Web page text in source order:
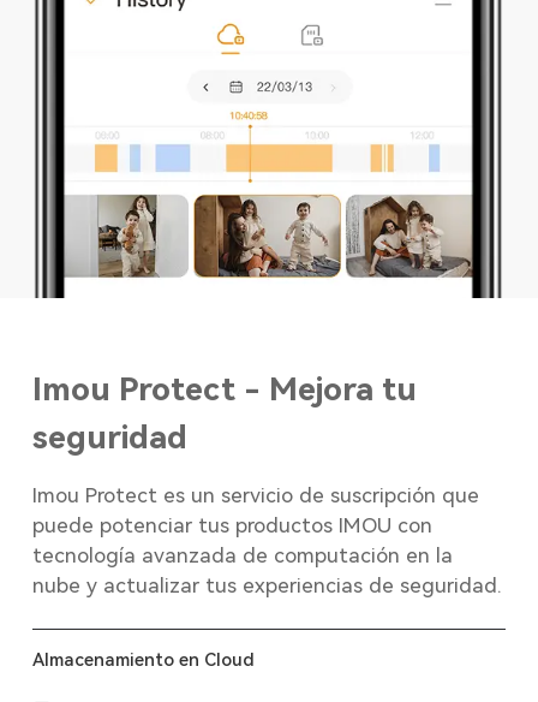
Imou Protect - Mejora tu
seguridad
Imou Protect es un servicio de suscripción que
puede potenciar tus productos IMOU con
tecnología avanzada de computación en la
nube y actualizar tus experiencias de seguridad.
Almacenamiento en Cloud